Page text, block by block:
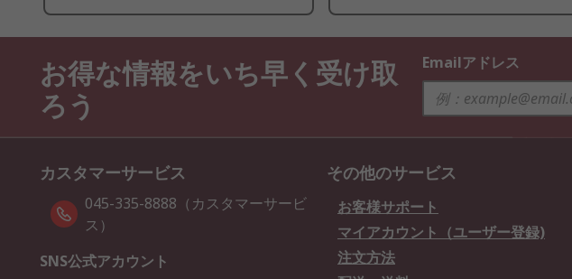
お得な情報をいち早く受け取
ろう
Emailアドレス
カスタマーサービス
045-335-8888（カスタマーサービ
ス）
SNS公式アカウント
その他のサービス
お客様サポート
マイアカウント（ユーザー登録)
注文方法